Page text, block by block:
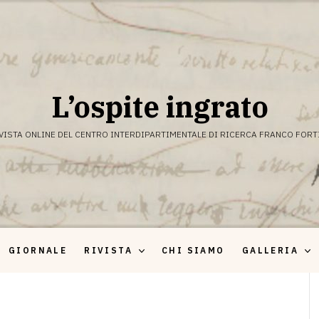
L’ospite ingrato
ONLINE DEL CENTRO INTERDIPARTIMENTALE DI RICERCA FRANCO
GIORNALE RIVISTA CHI SIAMO GALLERIA